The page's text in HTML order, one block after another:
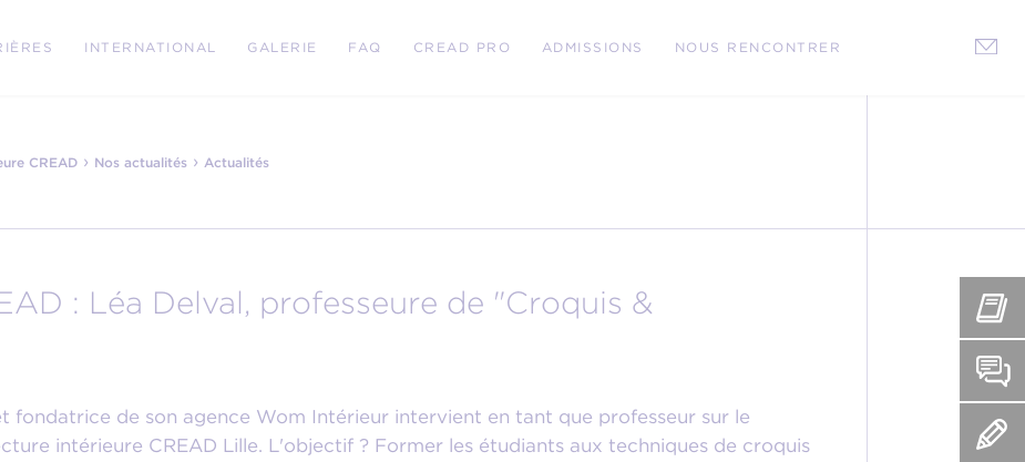
INTERNATIONAL GALERIE FAQ CREAD PRO ADMISSIONS NOUS RENCONTRER
CREAD › Nos actualités › Actualités
: Léa Delval, professeure de "Croquis &
fondatrice de son agence Wom Intérieur intervient en tant que professeur sur le
intérieure CREAD Lille. L'objectif ? Former les étudiants aux techniques de croquis